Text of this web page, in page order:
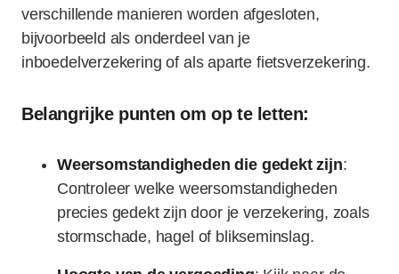
verschillende manieren worden afgesloten,
bijvoorbeeld als onderdeel van je
inboedelverzekering of als aparte fietsverzekering.
Belangrijke punten om op te letten:
Weersomstandigheden die gedekt zijn:
Controleer welke weersomstandigheden
precies gedekt zijn door je verzekering, zoals
stormschade, hagel of blikseminslag.